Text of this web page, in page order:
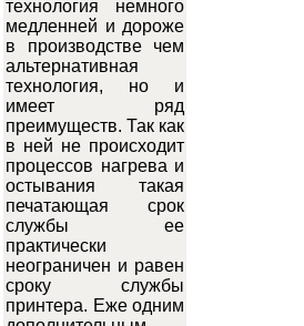
технология немного
медленней и дороже
в производстве чем
альтернативная
технология, но и
имеет ряд
преимуществ. Так как
в ней не происходит
процессов нагрева и
остывания такая
печатающая срок
службы ее
практически
неограничен и равен
сроку службы
принтера. Еже одним